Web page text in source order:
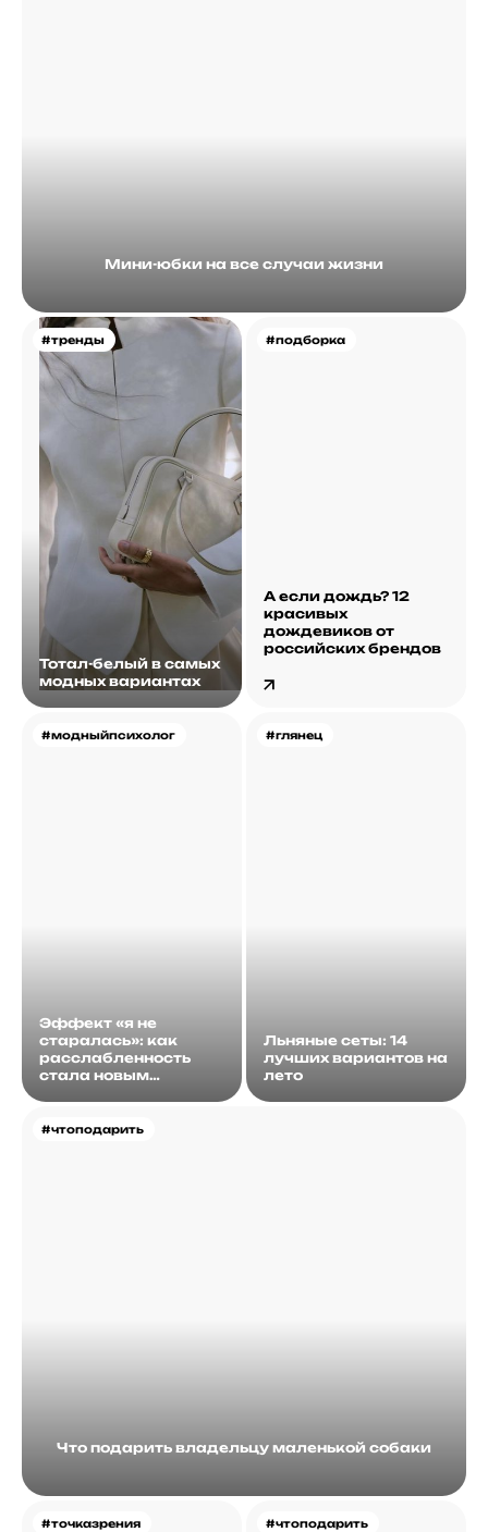
Мини-юбки на все случаи жизни
#тренды
Тотал-белый в самых
модных вариантах
#подборка
А если дождь? 12
красивых
дождевиков от
российских брендов
#модныйпсихолог
Эффект «я не
старалась»: как
расслабленность
стала новым
#чтоподарить
Что подарить владельцу маленькой собаки
#глянец
Льняные сеты: 14
лучших вариантов на
лето
#точказрения #чтоподарить